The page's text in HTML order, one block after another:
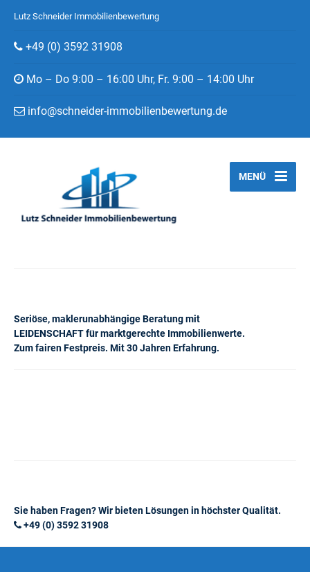
Lutz Schneider Immobilienbewertung
+49 (0) 3592 31908
Mo – Do 9:00 – 16:00 Uhr, Fr. 9:00 – 14:00 Uhr
info@schneider-immobilienbewertung.de
Seriöse, maklerunabhängige Beratung mit
LEIDENSCHAFT für marktgerechte Immobilienwerte.
Zum fairen Festpreis. Mit 30 Jahren Erfahrung.
MENÜ
Sie haben Fragen? Wir bieten Lösungen in höchster Qualität.
+49 (0) 3592 31908